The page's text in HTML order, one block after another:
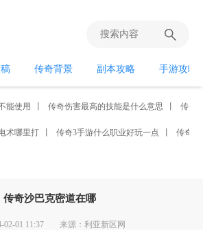
传奇背景 副本攻略 手游攻略
能使用 传奇伤害最高的技能是什么意思 传奇
术哪里打 传奇3手游什么职业好玩一点 传奇手
传奇沙巴克密道在哪
02-01 11:37 来源：利亚新区网